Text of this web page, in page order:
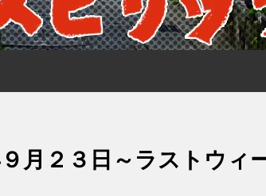
月２３日～ラストウィ